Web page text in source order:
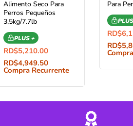
Alimento Seco Para
Perros Pequeños
3,5kg/7.7lb
PLUS +
RD$5,210.00
RD$4,949.50
Compra Recurrente
Para
RD$
RD$